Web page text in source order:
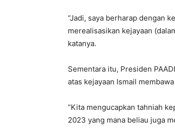
“Jadi, saya berharap dengan
merealisasikan kejayaan
katanya.
Sementara itu, Presiden
atas kejayaan Ismail
“Kita mengucapkan tahniah
2023 yang mana beliau juga